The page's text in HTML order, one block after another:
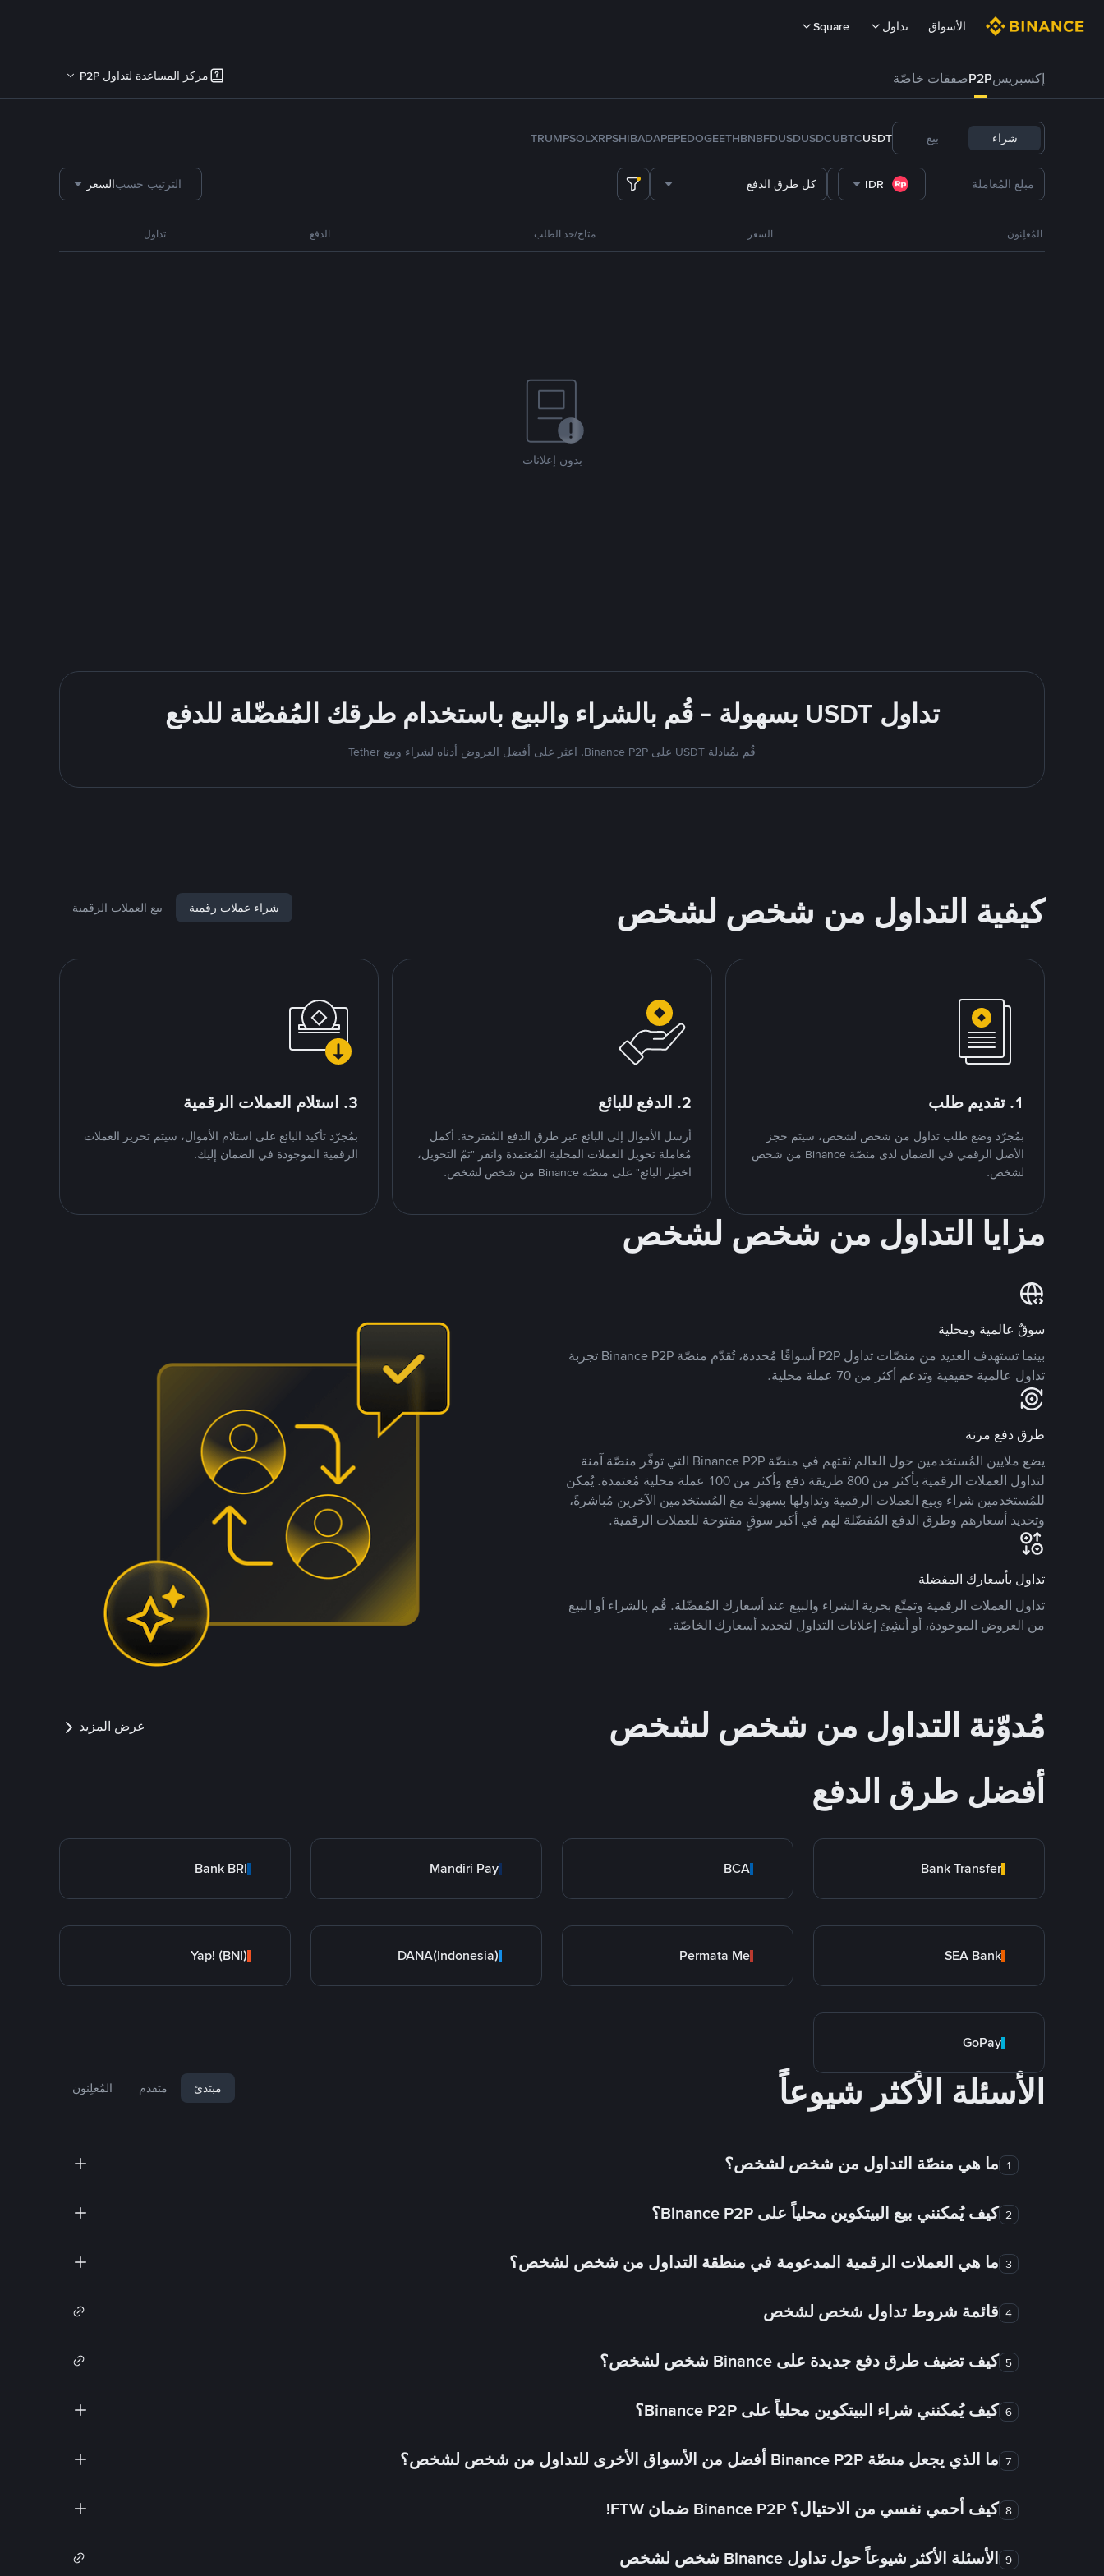
الأسواق تداول Square
إكسبريسP2Pصفقات خاصّة مركز المساعدة لتداول P2P
شراء بيع USDT
BTC
U
USDC
FDUSD
BNB
ETH
DOGE
PEPE
ADA
SHIB
XRP
SOL
TRUMP
IDR كل طرق الدفع الترتيب حسبالسعر
المُعلِنون السعر متاح/حد الطلب الدفع تداول
بدون إعلانات
تداول USDT بسهولة - قُم بالشراء والبيع باستخدام طرقك المُفضّلة للدفع
قُم بمُبادلة USDT على Binance P2P. اعثر على أفضل العروض أدناه لشراء وبيع Tether
كيفية التداول من شخص لشخص شراء عملات رقمية بيع العملات الرقمية
1. تقديم طلب
بمُجرّد وضع طلب تداول من شخص لشخص، سيتم حجز
الأصل الرقمي في الضمان لدى منصّة Binance من شخص
لشخص.
2. الدفع للبائع
أرسل الأموال إلى البائع عبر طرق الدفع المُقترحة. أكمل
مُعاملة تحويل العملات المحلية المُعتمدة وانقر "تمّ التحويل،
اخطِر البائع" على منصّة Binance من شخص لشخص.
3. استلام العملات الرقمية
بمُجرّد تأكيد البائع على استلام الأموال، سيتم تحرير العملات
الرقمية الموجودة في الضمان إليك.
مزايا التداول من شخص لشخص
سوقٌ عالمية ومحلية
بينما تستهدف العديد من منصّات تداول P2P أسواقًا مُحددة، تُقدّم منصّة Binance P2P تجربة
تداول عالمية حقيقية وتدعم أكثر من 70 عملة محلية.
طرق دفع مرنة
يضع ملايين المُستخدمين حول العالم ثقتهم في منصّة Binance P2P التي توفّر منصّة آمنة
لتداول العملات الرقمية بأكثر من 800 طريقة دفع وأكثر من 100 عملة محلية مُعتمدة. يُمكن
للمُستخدمين شراء وبيع العملات الرقمية وتداولها بسهولة مع المُستخدمين الآخرين مُباشرةً،
وتحديد أسعارهم وطرق الدفع المُفضّلة لهم في أكبر سوقٍ مفتوحة للعملات الرقمية.
تداول بأسعارك المفضلة
تداول العملات الرقمية وتمتّع بحرية الشراء والبيع عند أسعارك المُفضّلة. قُم بالشراء أو البيع
من العروض الموجودة، أو أنشِئ إعلانات التداول لتحديد أسعارك الخاصّة.
مُدوّنة التداول من شخص لشخص عرض المزيد
أفضل طرق الدفع
Bank Transfer
BCA
Mandiri Pay
Bank BRI
SEA Bank
Permata Me
DANA(Indonesia)
Yap! (BNI)
GoPay
الأسئلة الأكثر شيوعاً مبتدئ متقدم المُعلِنون
1 ما هي منصّة التداول من شخص لشخص؟
2 كيف يُمكنني بيع البيتكوين محلياً على Binance P2P؟
3 ما هي العملات الرقمية المدعومة في منطقة التداول من شخص لشخص؟
4 قائمة شروط تداول شخص لشخص
5 كيف تضيف طرق دفع جديدة على Binance شخص لشخص؟
6 كيف يُمكنني شراء البيتكوين محلياً على Binance P2P؟
7 ما الذي يجعل منصّة Binance P2P أفضل من الأسواق الأخرى للتداول من شخص لشخص؟
8 كيف أحمي نفسي من الاحتيال؟ Binance P2P ضمان FTW!
9 الأسئلة الأكثر شيوعاً حول تداول Binance شخص لشخص